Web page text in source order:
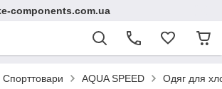
components.com.ua
Спорттовари AQUA SPEED Одяг для